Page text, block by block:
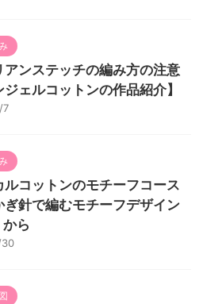
アンステッチの編み方の注意
ジェルコットンの作品紹介】
7
ルコットンのモチーフコース
ぎ針で編むモチーフデザイン
ら